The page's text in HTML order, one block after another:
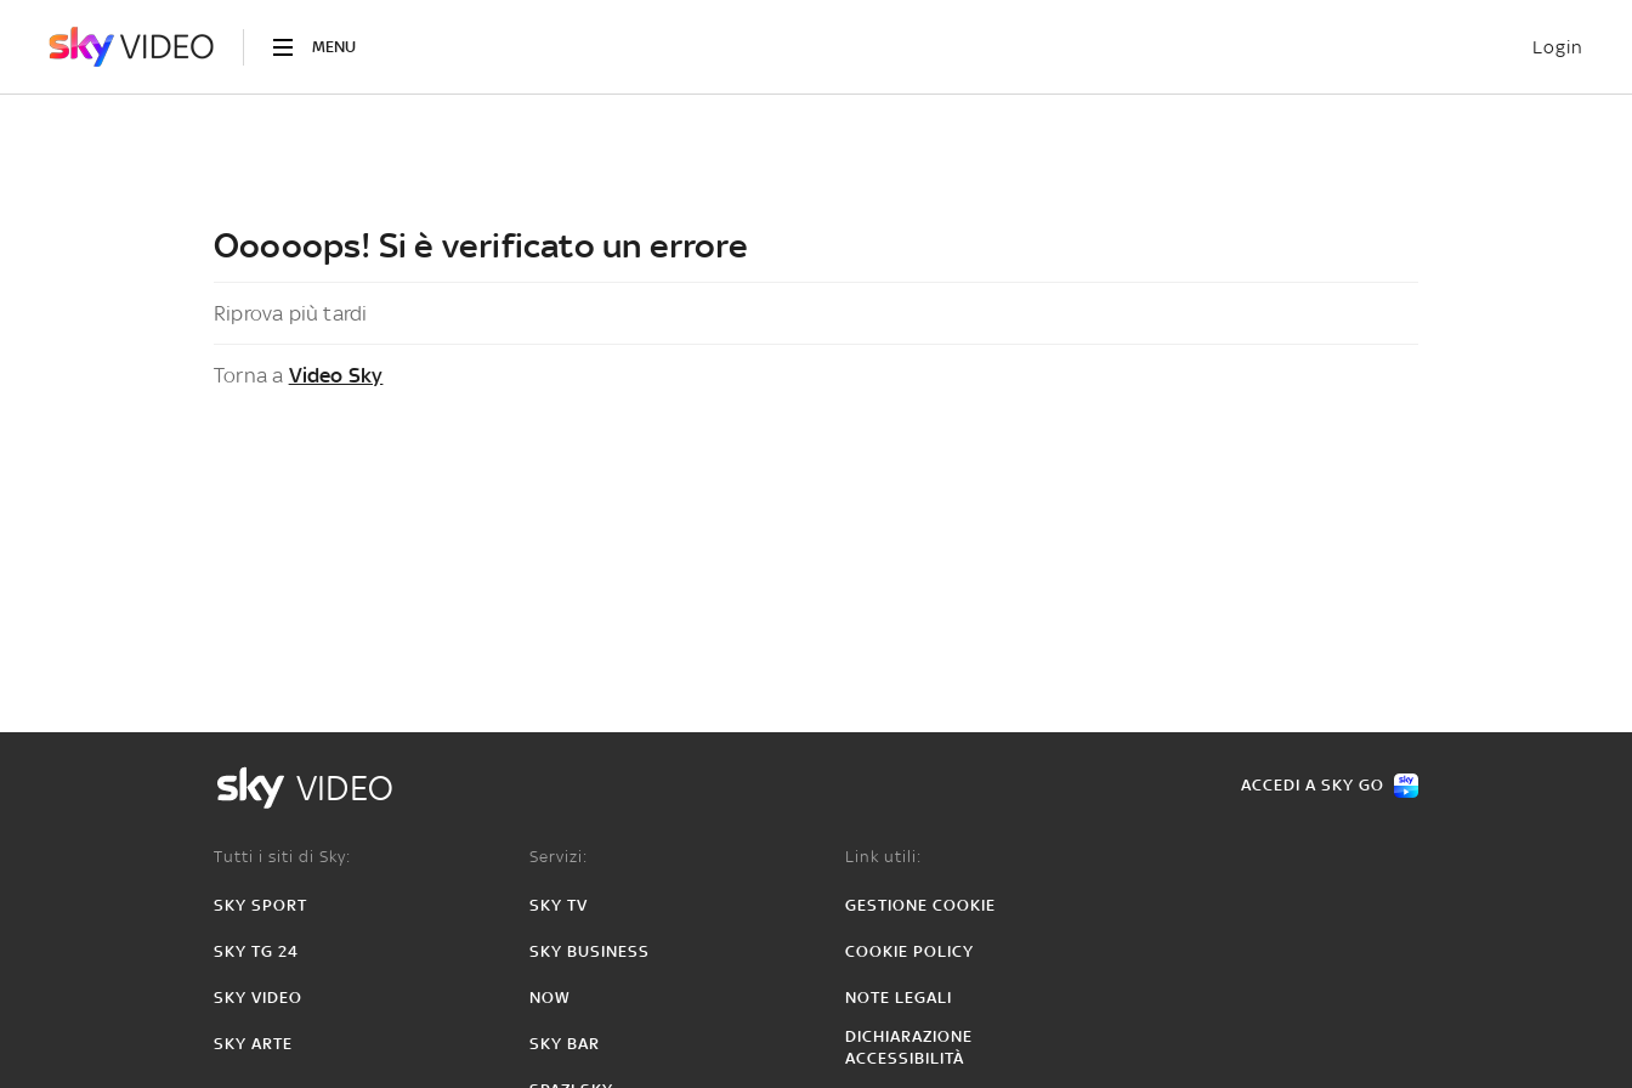
MENU Login
Ooooops! Si è verificato un errore
Riprova più tardi
Torna a Video Sky
VIDEO ACCEDI A SKY GO
Tutti i siti di Sky:
SKY SPORT
SKY TG 24
SKY VIDEO
SKY ARTE
Servizi:
SKY TV
SKY BUSINESS
NOW
SKY BAR
Link utili:
GESTIONE COOKIE
COOKIE POLICY
NOTE LEGALI
DICHIARAZIONE
ACCESSIBILITÀ